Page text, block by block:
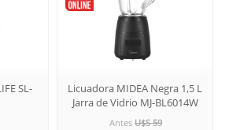
SL-
Licuadora MIDEA Negra 1,5 L
Jarra de Vidrio MJ-BL6014W
Antes U$S 59